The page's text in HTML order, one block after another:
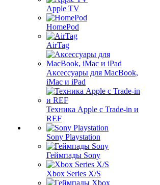
Apple TV
HomePod
AirTag
Аксессуары для MacBook,
iMac и iPad
Техника Apple с Trade-in и
REF
Sony Playstation
Геймпады Sony
Xbox Series X/S